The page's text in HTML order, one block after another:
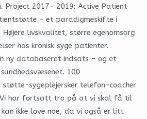
Project 2017- 2019: Active Patient
– et paradigmeskifte i
livskvalitet, større egenomsorg
hos kronisk syge patienter.
ny databaseret indsats – og et
100
støtte-sygeplejersker telefon-coacher
Vi har fortsatt tro på at vi skal få til
ikke love noe, da vi også er litt